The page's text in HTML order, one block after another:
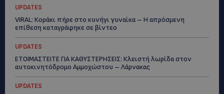
UPDATES
VIRAL: Κοράκι πήρε στο κυνήγι γυναίκα – Η απρόσμενη
επίθεση καταγράφηκε σε βίντεο
UPDATES
ΕΤΟΙΜΑΣΤΕΙΤΕ ΓΙΑ ΚΑΘΥΣΤΕΡΗΣΕΙΣ: Κλειστή λωρίδα στον
αυτοκινητόδρομο Αμμοχώστου – Λάρνακας
UPDATES